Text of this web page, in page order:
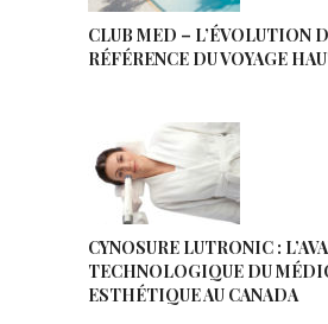
CLUB MED – L’ÉVOLUTION
RÉFÉRENCE DU VOYAGE
CYNOSURE LUTRONIC :
TECHNOLOGIQUE DU
ESTHÉTIQUE AU CANADA